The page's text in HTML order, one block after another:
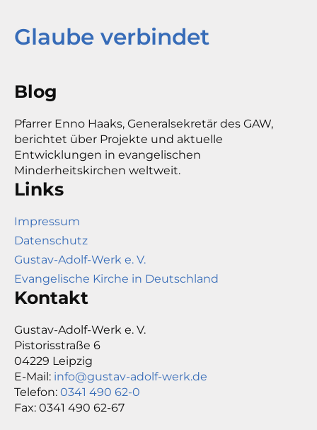
Glaube verbindet
Blog
Pfarrer Enno Haaks, Generalsekretär des GAW,
berichtet über Projekte und aktuelle
Entwicklungen in evangelischen
Minderheitskirchen weltweit.
Links
Impressum
Datenschutz
Gustav-Adolf-Werk e. V.
Evangelische Kirche in Deutschland
Kontakt
Gustav-Adolf-Werk e. V.
Pistorisstraße 6
04229 Leipzig
E-Mail: info@gustav-adolf-werk.de
Telefon: 0341 490 62-0
Fax: 0341 490 62-67